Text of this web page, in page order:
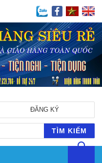
ĐĂNG KÝ
TÌM KIẾM